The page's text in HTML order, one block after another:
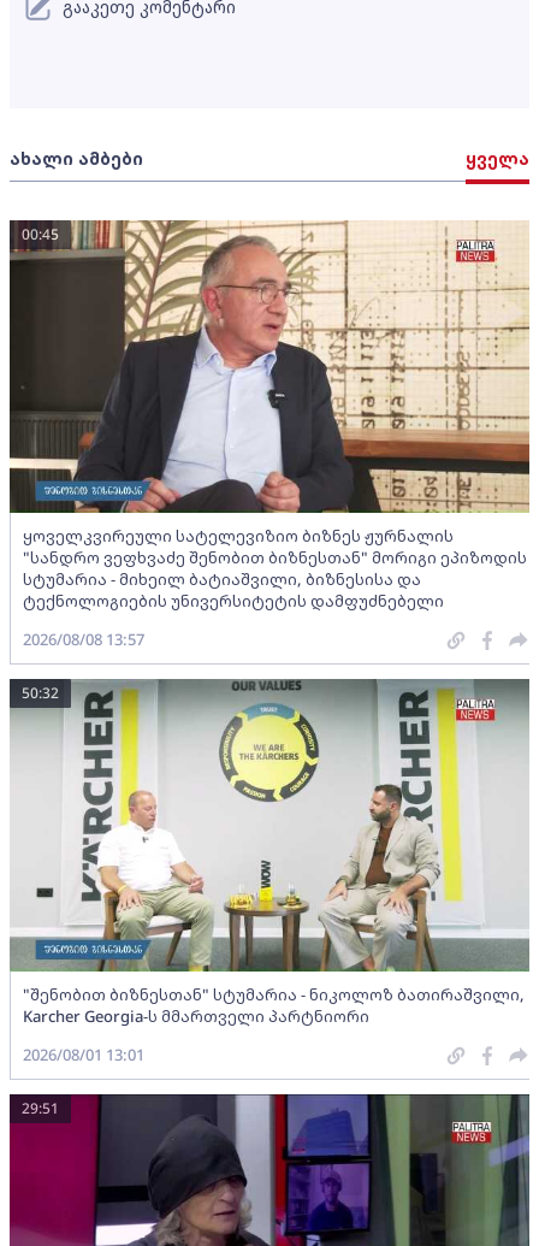
ახალი ამბები ყველა
ყოველკვირეული სატელევიზიო ბიზნეს ჟურნალის
"სანდრო ვეფხვაძე შენობით ბიზნესთან" მორიგი ეპიზოდის
სტუმარია - მიხეილ ბატიაშვილი, ბიზნესისა და
ტექნოლოგიების უნივერსიტეტის დამფუძნებელი
00:45
2026/08/08 13:57
"შენობით ბიზნესთან" სტუმარია - ნიკოლოზ ბათირაშვილი,
Karcher Georgia-ს მმართველი პარტნიორი
50:32
2026/08/01 13:01
29:51
გააკეთე კომენტარი